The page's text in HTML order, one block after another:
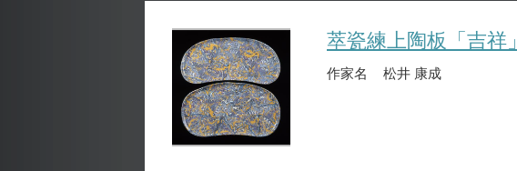
萃瓷練上陶板「吉祥」
作家名 松井 康成